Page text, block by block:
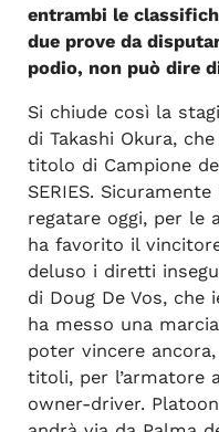
entrambi le
due prove da
podio, non può dire
Si chiude così la
di Takashi Okura,
titolo di Campione
SERIES.
regatare oggi, per le
ha favorito il
deluso i diretti
di Doug De Vos, che
ha messo una
poter vincere
titoli, per l’armatore
owner-driver.